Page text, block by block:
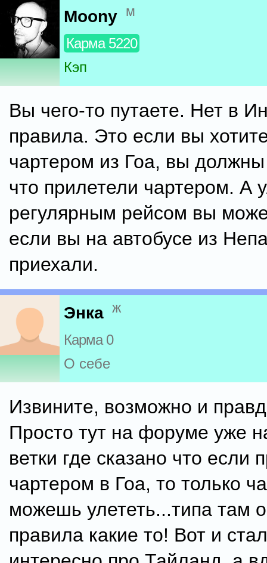
Moony м
Карма 5220
Кэп
Вы чего-то путаете. Нет в
правила. Это если вы
чартером из Гоа, вы должны
что прилетели чартером. А
регулярным рейсом вы
если вы на автобусе из
приехали.
Энка ж
Карма 0
О себе
Извините, возможно и
Просто тут на форуме уже
ветки где сказано что если
чартером в Гоа, то только
можешь улететь...типа там
правила какие то! Вот и